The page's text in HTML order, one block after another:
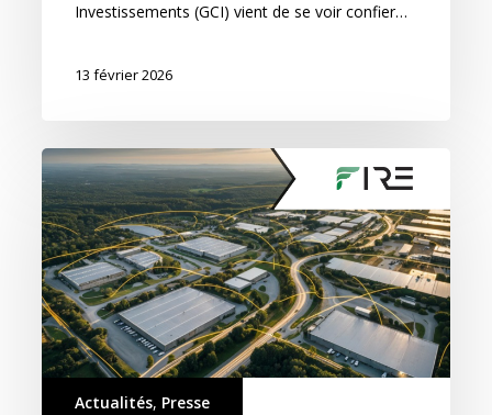
Investissements (GCI) vient de se voir confier…
13 février 2026
Actualités, Presse